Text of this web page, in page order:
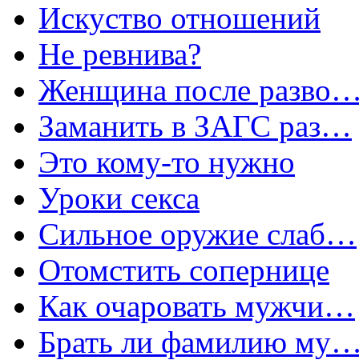
Искуство отношений
Не ревнива?
Женщина после
Заманить в ЗАГС раз…
Это кому-то нужно
Уроки секса
Сильное оружие слаб…
Отомстить сопернице
Как очаровать мужчи…
Брать ли фамилию